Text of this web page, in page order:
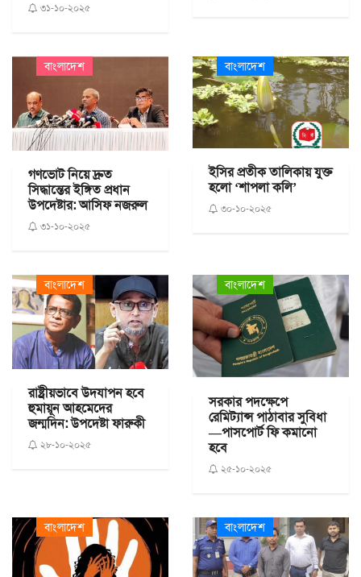
৩১-১০-২০২৫
বাংলাদেশ
গণভোট নিয়ে দ্রুত
সিদ্ধান্তের ইঙ্গিত প্রধান
উপদেষ্টার: আসিফ নজরুল
৩১-১০-২০২৫
বাংলাদেশ
ইসির প্রতীক তালিকায় যুক্ত
হলো ‘শাপলা কলি’
৩০-১০-২০২৫
বাংলাদেশ
রাষ্ট্রীয়ভাবে উদযাপন হবে
হুমায়ূন আহমেদের
জন্মদিন: উপদেষ্টা ফারুকী
২৮-১০-২০২৫
বাংলাদেশ
সরকার পদক্ষেপে
রেমিট্যান্স পাঠাবার সুবিধা
—পাসপোর্ট ফি কমানো
হবে
২৫-১০-২০২৫
বাংলাদেশ বাংলাদেশ